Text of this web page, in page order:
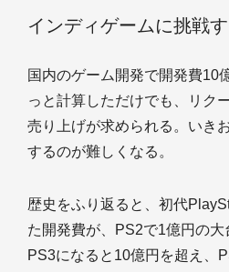
インディゲームに挑戦
国内のゲーム開発で開発費10
っと計算しただけでも、リク
売り上げが求められる。いき
するのが難しくなる。
歴史をふり返ると、初代
た開発費が、PS2で1億円の
PS3になると10億円を超え、